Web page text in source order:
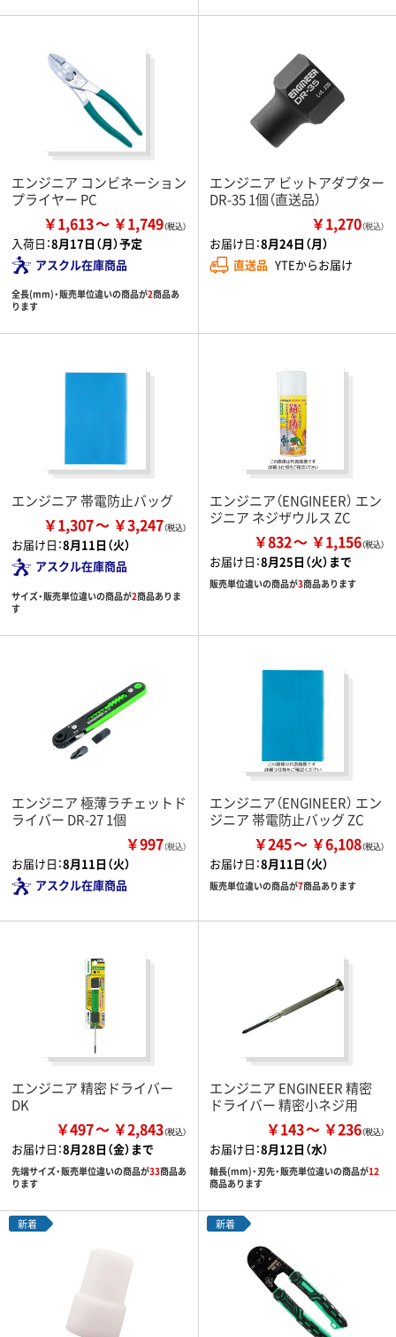
エンジニア コンビネーション
プライヤー PC
￥1,613 ￥1,749
入荷日：8月17日（月）予定
アスクル在庫商品
全長(mm)・販売単位違いの商品が2商品あ
ります
エンジニア ビットアダプター
DR-35 1個（直送品）
￥1,270（税込）
お届け日：8月24日（月）
直送品 YTEからお届け
エンジニア 帯電防止バッグ
￥1,307 ￥3,247
お届け日：8月11日（火）
アスクル在庫商品
サイズ・販売単位違いの商品が2商品ありま
す
エンジニア（ENGINEER） エン
ジニア ネジザウルス ZC
￥832 ￥1,156
お届け日：8月25日（火）まで
販売単位違いの商品が3商品あります
エンジニア 極薄ラチェットド
ライバー DR-27 1個
￥997（税込）
お届け日：8月11日（火）
アスクル在庫商品
エンジニア（ENGINEER） エン
ジニア 帯電防止バッグ ZC
￥245 ￥6,108
お届け日：8月11日（火）
販売単位違いの商品が7商品あります
エンジニア 精密ドライバー
DK
￥497 ￥2,843
お届け日：8月28日（金）まで
先端サイズ・販売単位違いの商品が33商品あ
ります
エンジニア ENGINEER 精密
ドライバー 精密小ネジ用
￥143 ￥236
お届け日：8月12日（水）
軸長(mm)・刃先・販売単位違いの商品が12
商品あります
新着 新着